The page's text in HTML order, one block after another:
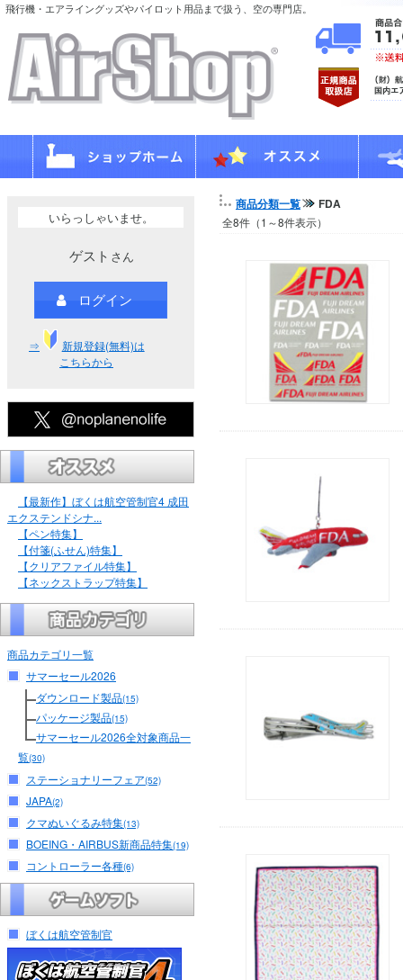
飛行機・エアライングッズやパイロット用品まで扱う、空の専門店。
いらっしゃいませ。
ゲスト さん
ログイン
⇒
新規登録(無料)は
こちらから
【最新作】ぼくは航空管制官4 成田
エクステンドシナ...
【ペン特集】
【付箋(ふせん)特集】
【クリアファイル特集】
【ネックストラップ特集】
商品カテゴリ一覧
サマーセール2026
ダウンロード製品(15)
パッケージ製品(15)
サマーセール2026全対象商品一
覧(30)
ステーショナリーフェア(52)
JAPA(2)
クマぬいぐるみ特集(13)
BOEING・AIRBUS新商品特集(19)
コントローラー各種(6)
ぼくは航空管制官
商品分類一覧 FDA
全8件（1～8件表示）